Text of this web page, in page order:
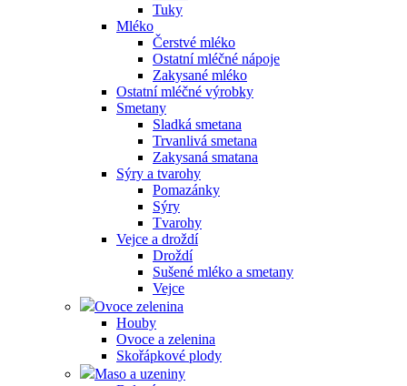
Tuky
Mléko
Čerstvé mléko
Ostatní mléčné nápoje
Zakysané mléko
Ostatní mléčné výrobky
Smetany
Sladká smetana
Trvanlivá smetana
Zakysaná smatana
Sýry a tvarohy
Pomazánky
Sýry
Tvarohy
Vejce a droždí
Droždí
Sušené mléko a smetany
Vejce
Ovoce zelenina
Houby
Ovoce a zelenina
Skořápkové plody
Maso a uzeniny